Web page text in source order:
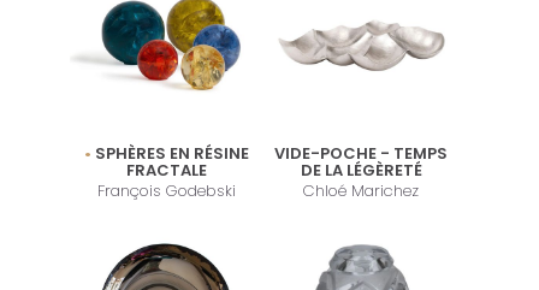
SPHÈRES EN RÉSINE
FRACTALE
François Godebski
VIDE-POCHE - TEMPS
DE LA LÉGÈRETÉ
Chloé Marichez